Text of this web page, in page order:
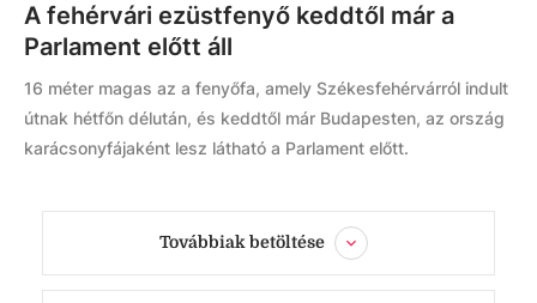
A fehérvári ezüstfenyő keddtől már a
Parlament előtt áll
16 méter magas az a fenyőfa, amely Székesfehérvárról indult
útnak hétfőn délután, és keddtől már Budapesten, az ország
karácsonyfájaként lesz látható a Parlament előtt.
Továbbiak betöltése